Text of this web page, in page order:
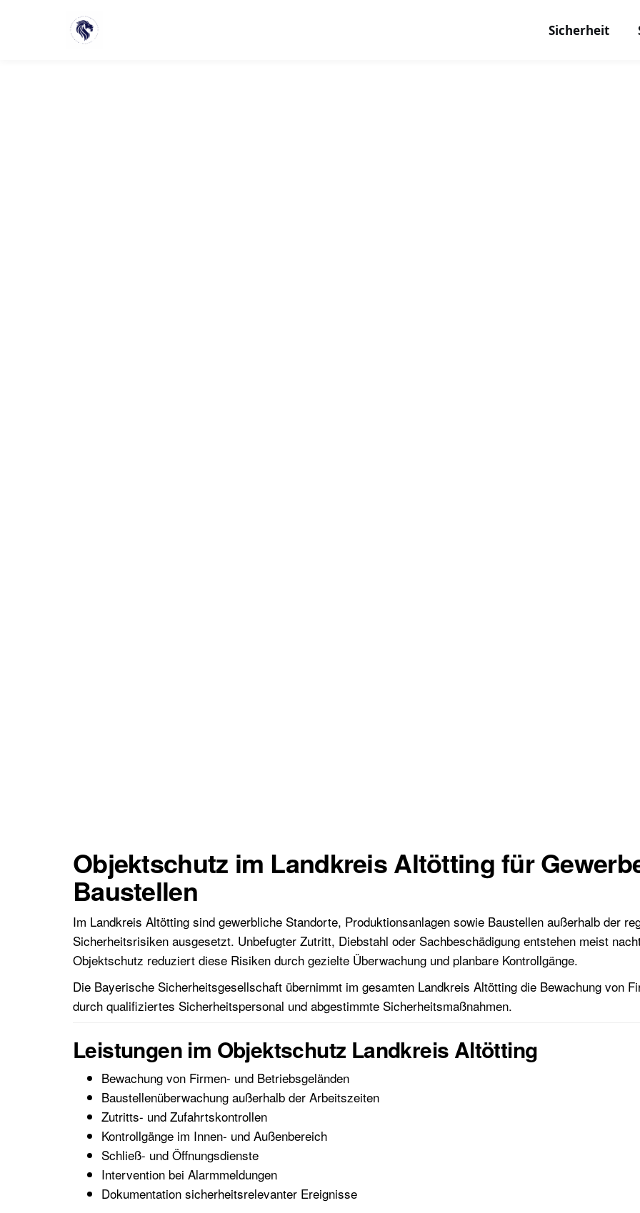
Sicherheit
Objektschutz im Landkreis Altötting für
Baustellen
Im Landkreis Altötting sind gewerbliche Standorte, Produktionsanlagen sowie Baustellen außerhalb der
Sicherheitsrisiken ausgesetzt. Unbefugter Zutritt, Diebstahl oder Sachbeschädigung entstehen meist
Objektschutz reduziert diese Risiken durch gezielte Überwachung und planbare Kontrollgänge.
Die Bayerische Sicherheitsgesellschaft übernimmt im gesamten Landkreis Altötting die Bewachung von
durch qualifiziertes Sicherheitspersonal und abgestimmte Sicherheitsmaßnahmen.
Leistungen im Objektschutz Landkreis Altötting
Bewachung von Firmen- und Betriebsgeländen
Baustellenüberwachung außerhalb der Arbeitszeiten
Zutritts- und Zufahrtskontrollen
Kontrollgänge im Innen- und Außenbereich
Schließ- und Öffnungsdienste
Intervention bei Alarmmeldungen
Dokumentation sicherheitsrelevanter Ereignisse